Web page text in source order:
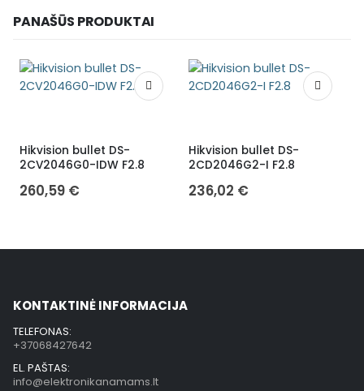
PANAŠŪS PRODUKTAI
Hikvision bullet DS-
2CV2046G0-IDW F2.8
260,59 €
Hikvision bullet DS-
2CD2046G2-I F2.8
236,02 €
KONTAKTINĖ INFORMACIJA
TELEFONAS:
+37068427642
EL. PAŠTAS:
info@elektronikanamams.lt